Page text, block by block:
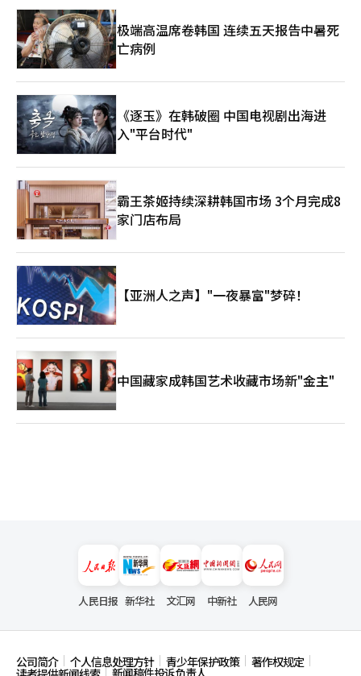
极端高温席卷韩国 连续五天报告中暑死
亡病例
《逐玉》在韩破圈 中国电视剧出海进
入"平台时代"
霸王茶姬持续深耕韩国市场 3个月完成8
家门店布局
【亚洲人之声】"一夜暴富"梦碎！
中国藏家成韩国艺术收藏市场新"金主"
人民日报 新华社 文汇网 中新社 人民网
公司简介 个人信息处理方针 青少年保护政策 著作权规定
新闻稿件投诉负责人